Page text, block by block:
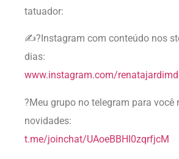
tatuador:
✍?Instagram com conteúdo nos
dias:
www.instagram.com/
?Meu grupo no telegram para você
novidades:
t.me/joinchat/UAoeBBHI0zqrfjcM